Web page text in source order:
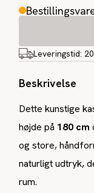
Leveringstid:
Beskrivelse
Dette kunstige
højde på 180 cm
og store,
naturligt udtryk,
rum.